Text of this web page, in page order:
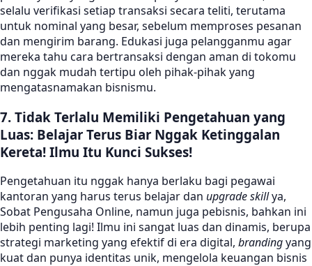
selalu verifikasi setiap transaksi secara teliti, terutama
untuk nominal yang besar, sebelum memproses pesanan
dan mengirim barang. Edukasi juga pelangganmu agar
mereka tahu cara bertransaksi dengan aman di tokomu
dan nggak mudah tertipu oleh pihak-pihak yang
mengatasnamakan bisnismu.
7. Tidak Terlalu Memiliki Pengetahuan yang
Luas: Belajar Terus Biar Nggak Ketinggalan
Kereta! Ilmu Itu Kunci Sukses!
Pengetahuan itu nggak hanya berlaku bagi pegawai
kantoran yang harus terus belajar dan upgrade skillya,
Sobat Pengusaha Online, namun juga pebisnis, bahkan ini
lebih penting lagi! Ilmu ini sangat luas dan dinamis, berupa
strategi marketing yang efektif di era digital, brandingyang
kuat dan punya identitas unik, mengelola keuangan bisnis